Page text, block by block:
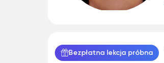
Bezpłatna lekcja próbna